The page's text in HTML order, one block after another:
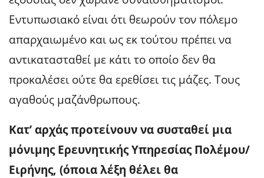
Εντυπωσιακό είναι ότι θεωρούν τον πόλεμο
απαρχαιωμένο και ως εκ τούτου πρέπει να
αντικατασταθεί με κάτι το οποίο δεν θα
προκαλέσει ούτε θα ερεθίσει τις μάζες. Τους
αγαθούς μαζάνθρωπους.
Κατ’ αρχάς προτείνουν να συσταθεί μια
μόνιμης Ερευνητικής Υπηρεσίας Πολέμου/
Ειρήνης, (όποια λέξη θέλει θα